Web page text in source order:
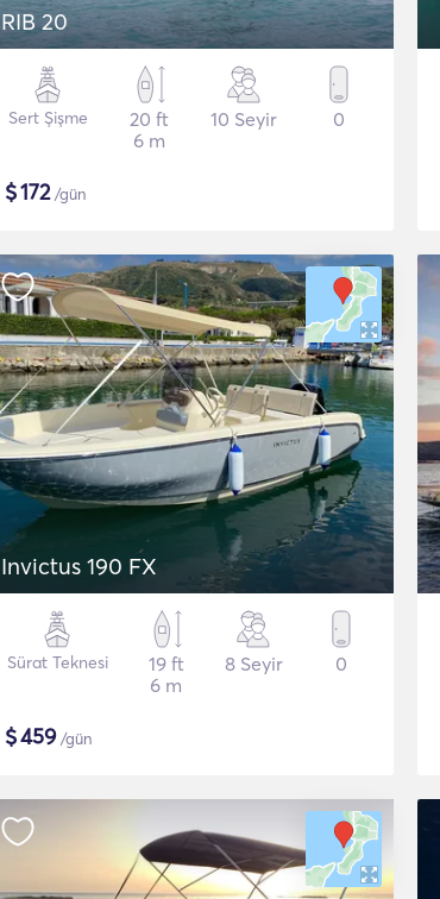
RIB 20
Sert Şişme
20 ft
6 m
10 Seyir 0
$172/gün
Invictus 190 FX
Sürat Teknesi
19 ft
6 m
8 Seyir 0
$459/gün